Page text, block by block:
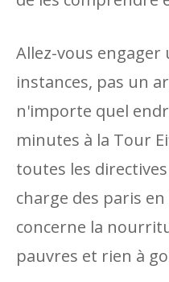
Allez-vous engager
instances, pas un
n'importe quel
minutes à la Tour
toutes les
charge des paris
concerne la
pauvres et rien à